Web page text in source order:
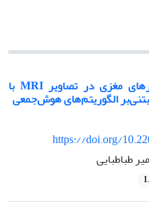
بهبود دقت و صحت تشخیص تومورهای مغزی در تصاویر MRI با
الگوریتم‌های هوش‌جمعی
https://doi.org/
طباطبایی